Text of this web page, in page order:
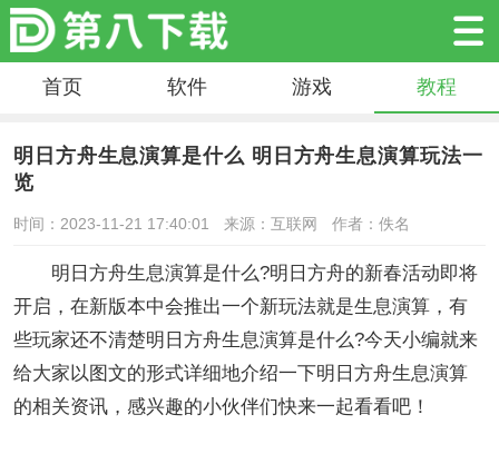
首页 软件 游戏 教程
明日方舟生息演算是什么 明日方舟生息演算玩法一
览
时间：2023-11-21 17:40:01 来源：互联网 作者：佚名
明日方舟生息演算是什么?明日方舟的新春活动即将
开启，在新版本中会推出一个新玩法就是生息演算，有
些玩家还不清楚明日方舟生息演算是什么?今天小编就来
给大家以图文的形式详细地介绍一下明日方舟生息演算
的相关资讯，感兴趣的小伙伴们快来一起看看吧！